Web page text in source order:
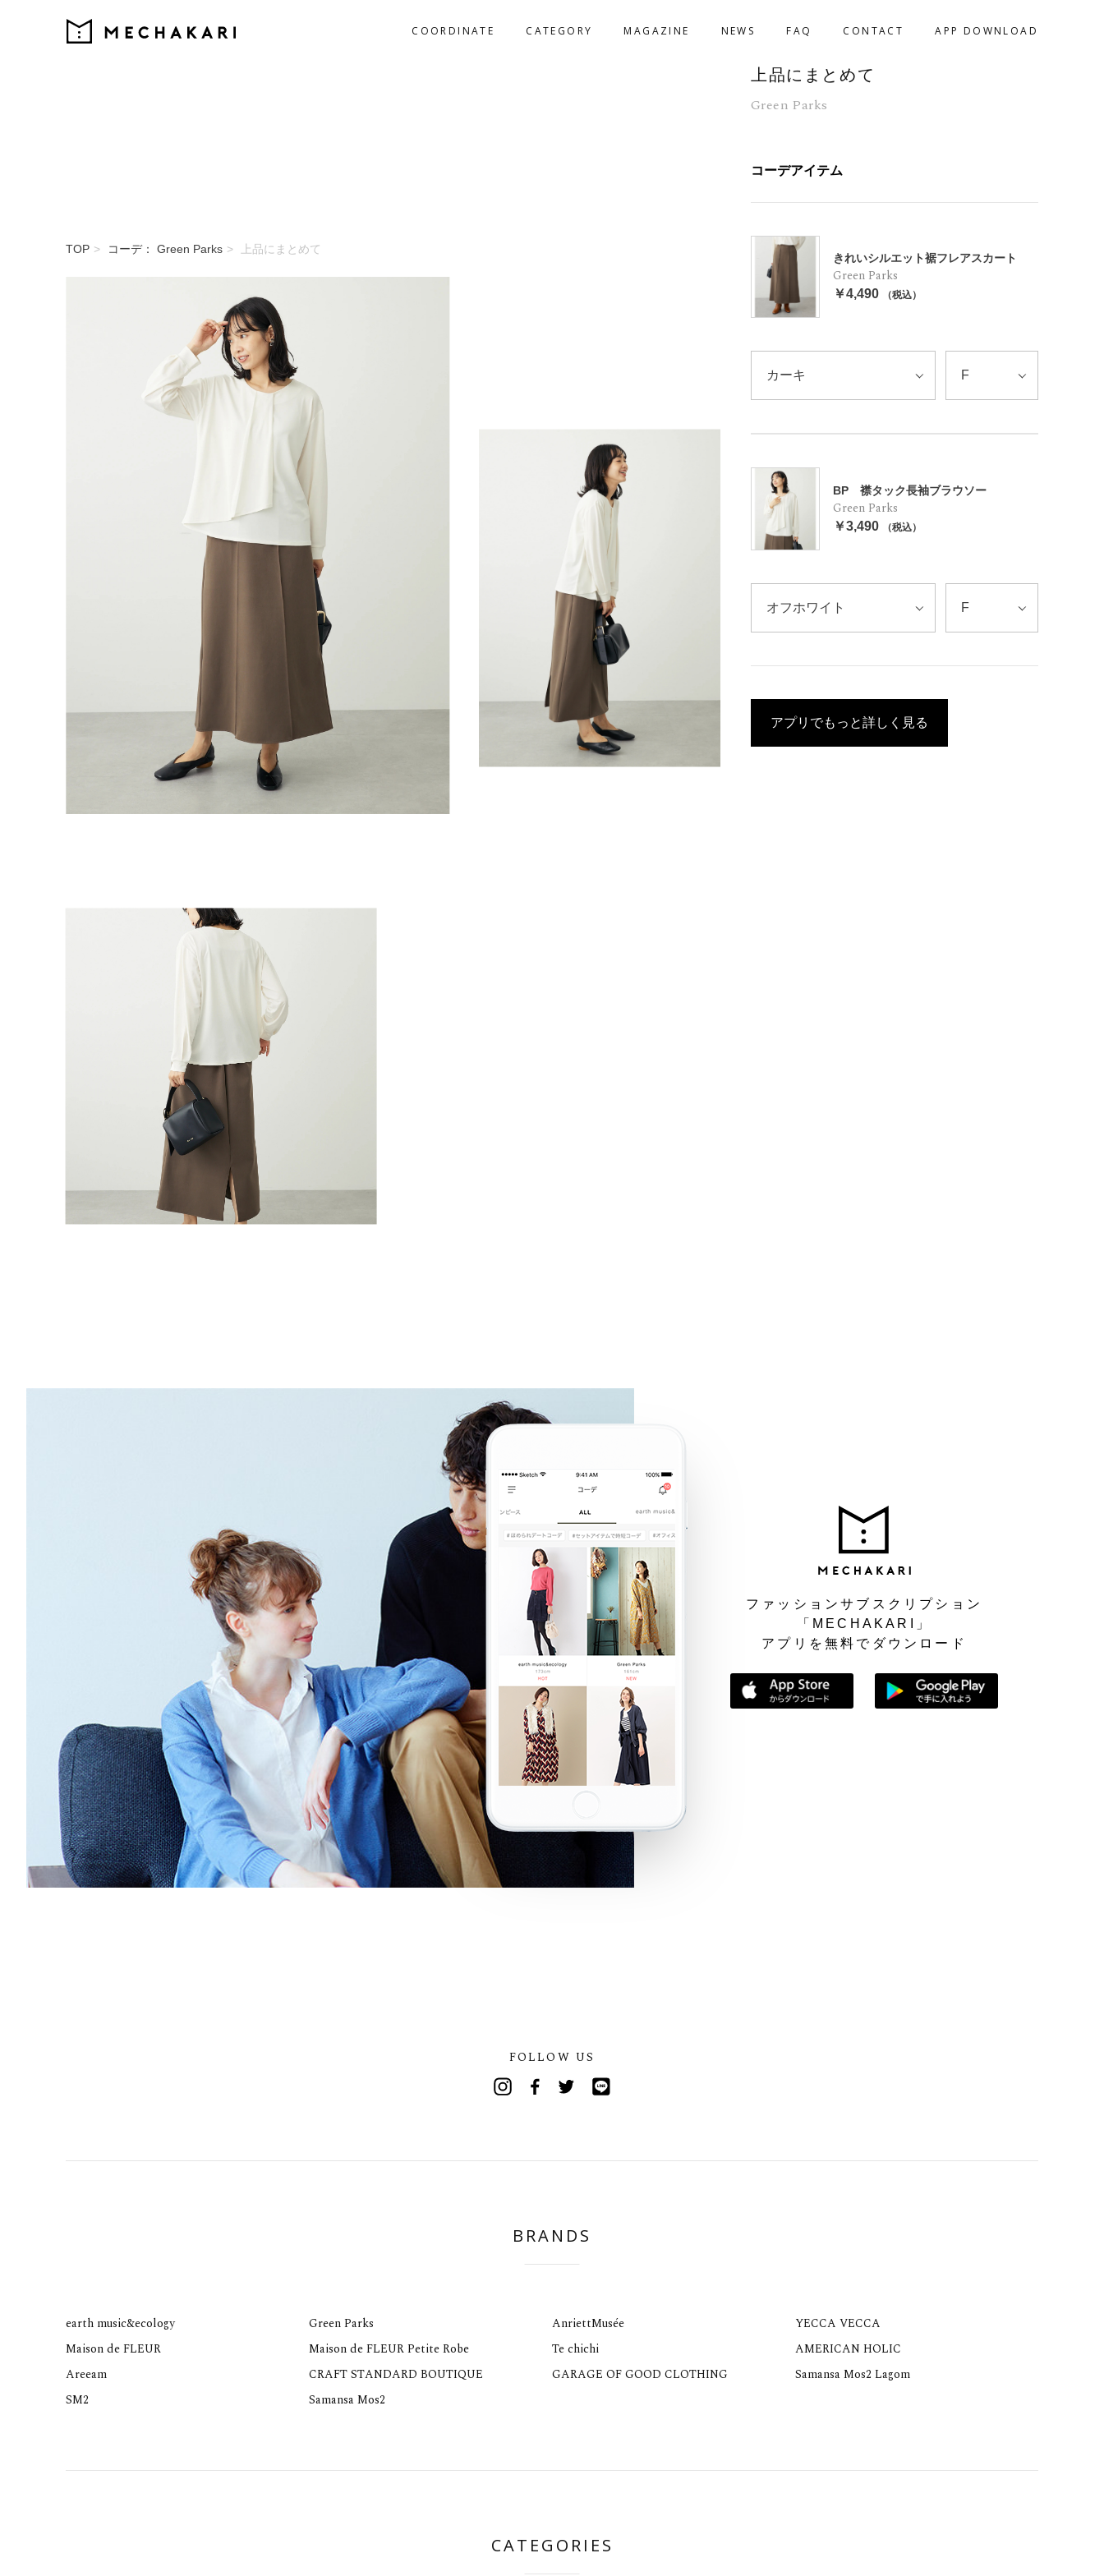
COORDINATE CATEGORY MAGAZINE NEWS FAQ CONTACT APP DOWNLOAD
TOP コーデ： Green Parks 上品にまとめて
上品にまとめて
Green Parks
コーデアイテム
きれいシルエット裾フレアスカート
Green Parks
￥4,490 （税込）
BP 襟タック長袖ブラウソー
Green Parks
￥3,490 （税込）
アプリでもっと詳しく見る
ファッションサブスクリプション
「MECHAKARI」
アプリを無料でダウンロード
App Storeからダウンロード
FOLLOW US
Twitter
BRANDS
earth music&ecology Green Parks AnriettMusée
YECCA VECCA
Maison de FLEUR
Maison de FLEUR Petite Robe Te chichi
AMERICAN HOLIC
Areeam
CRAFT STANDARD BOUTIQUE GARAGE OF GOOD CLOTHING
Samansa Mos2 Lagom
SM2
Samansa Mos2
CATEGORIES